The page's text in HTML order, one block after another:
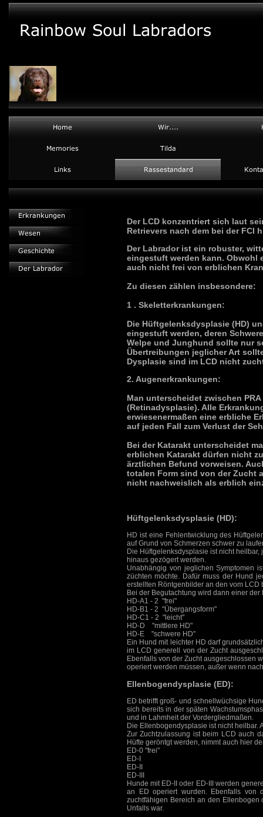
Der LCD konzentriert sich laut
Retrievers nach dem bei der FCI
Der Labrador ist ein robuster,
eingestuft werden kann. Obwohl
auch nicht frei von erblichen
Zu diesen zählen insbesondere:
1 . Skeletterkrankungen:
Die Hüftgelenksdysplasie (HD)
eingestuft werden, deren
Welpe und Junghund sollte nur
Übertreibungen jeglicher Art
Dysplasie sind im LCD nicht
2. Augenerkrankungen:
Man unterscheidet zwischen
(Retinadysplasie). Alle
erwiesenermaßen eine erbliche
auf jeden Fall zum Verlust der
Bei der Katarakt unterscheidet
erblichen Katarakt dürfen nicht
ärztlichen Befund vorweisen.
totalen Form sind von der Zucht
nicht nachweislich als erblich
Hüftgelenksdysplasie (HD):
HD ist eine Fehlentwicklung des
auf Grund von Schmerzen schwer zu
Die Hüftgelenksdysplasie ist nicht
hinaus gezögert werden.
Unabhängig von jeglichen Symptomen
züchten möchte. Dafür muss der Hund
erstellten Röntgenbilder an den vom
Bei der Begutachtung wird dann einer
HD-A1 - 2 "frei"
HD-B1 - 2 "Übergangsform"
HD-C1 - 2 "leicht"
HD-D "mittlere HD"
HD-E "schwere HD"
Ein Hund mit leichter HD darf
im LCD generell von der Zucht
Ebenfalls von der Zucht ausgeschlossen
operiert werden müssen, außer wenn
Ellenbogendysplasie (ED):
ED betrifft groß- und schnellwüchsige
sich bereits in der späten
und in Lahmheit der Vordergliedmaßen.
Die Ellenbogendysplasie ist nicht heilbar.
Zur Zuchtzulassung ist beim LCD auch
Hüfte geröntgt werden, nimmt auch hier
ED-0 "frei"
ED-I
ED-II
ED-III
Hunde mit ED-II oder ED-III werden
an ED operiert wurden. Ebenfalls von
zuchtfähigen Bereich an den
Unfalls war.